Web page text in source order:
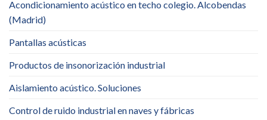
Acondicionamiento acústico en techo colegio. Alcobendas
(Madrid)
Pantallas acústicas
Productos de insonorización industrial
Aislamiento acústico. Soluciones
Control de ruido industrial en naves y fábricas